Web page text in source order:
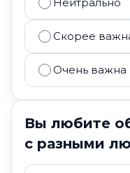
Скорее
Очень важна
Вы любите
с разными